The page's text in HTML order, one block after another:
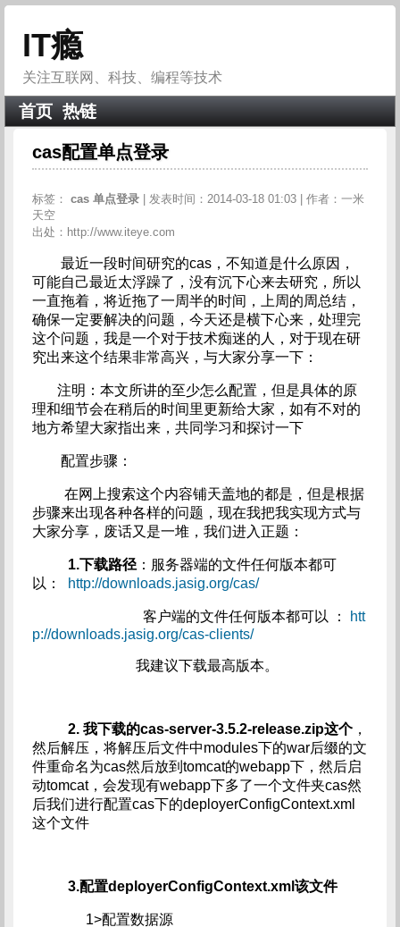
IT瘾
关注互联网、科技、编程等技术
首页 热链
cas配置单点登录
标签： cas 单点登录
| 发表时间：2014-03-18 01:03 | 作者：一米
天空
出处：http://www.iteye.com
最近一段时间研究的cas，不知道是什么原因，
可能自己最近太浮躁了，没有沉下心来去研究，所以
一直拖着，将近拖了一周半的时间，上周的周总结，
确保一定要解决的问题，今天还是横下心来，处理完
这个问题，我是一个对于技术痴迷的人，对于现在研
究出来这个结果非常高兴，与大家分享一下：
注明：本文所讲的至少怎么配置，但是具体的原
理和细节会在稍后的时间里更新给大家，如有不对的
地方希望大家指出来，共同学习和探讨一下
配置步骤：
在网上搜索这个内容铺天盖地的都是，但是根据
步骤来出现各种各样的问题，现在我把我实现方式与
大家分享，废话又是一堆，我们进入正题：
1.下载路径：服务器端的文件任何版本都可
以：
http://downloads.jasig.org/cas/
客户端的文件任何版本都可以 ：
htt
p://downloads.jasig.org/cas-clients/
我建议下载最高版本。
2. 我下载的cas-server-3.5.2-release.zip这个，
然后解压，将解压后文件中modules下的war后缀的文
件重命名为cas然后放到tomcat的webapp下，然后启
动tomcat，会发现有webapp下多了一个文件夹cas然
后我们进行配置cas下的deployerConfigContext.xml
这个文件
3.配置deployerConfigContext.xml该文件
1>配置数据源